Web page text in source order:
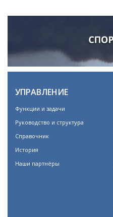
УПРАВЛЕНИЕ
Функции и задачи
Руководство и структура
Справочник
История
Наши партнёры